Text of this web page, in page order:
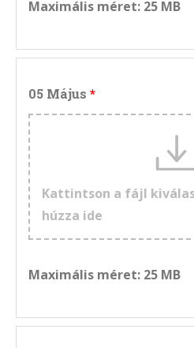
Maximális méret: 25 MB
05 Május
Kattintson a fájl
húzza ide
Maximális méret: 25 MB